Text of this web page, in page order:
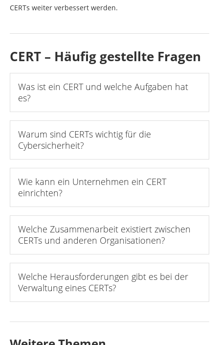
CERTs weiter verbessert werden.
CERT – Häufig gestellte Fragen
Was ist ein CERT und welche Aufgaben hat
es?
Warum sind CERTs wichtig für die
Cybersicherheit?
Wie kann ein Unternehmen ein CERT
einrichten?
Welche Zusammenarbeit existiert zwischen
CERTs und anderen Organisationen?
Welche Herausforderungen gibt es bei der
Verwaltung eines CERTs?